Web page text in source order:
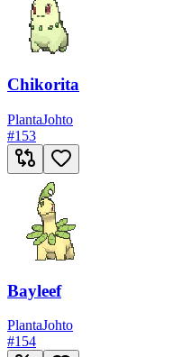
Chikorita
PlantaJohto
#153
Bayleef
PlantaJohto
#154